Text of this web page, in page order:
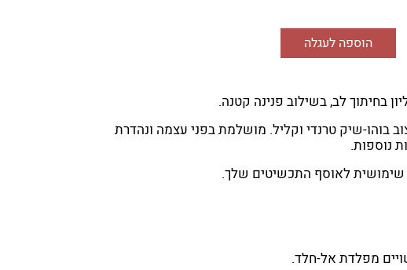
הוספה לעגלה
בחיתוך לב, בשילוב פנינה קטנה.
בוהו-שיק טרנדי וקליל. מושלמת בפני עצמה ונהדרת
נוספות.
שימושית לאוסף התכשיטים שלך.
מפלדת אל-חלד.